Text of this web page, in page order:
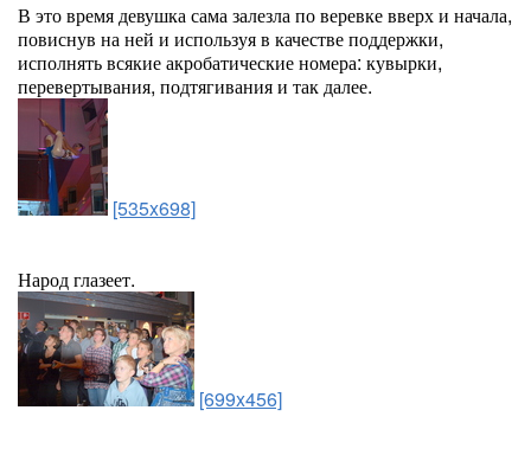
В это время девушка сама залезла по веревке вверх и начала,
повиснув на ней и используя в качестве поддержки,
исполнять всякие акробатические номера: кувырки,
перевертывания, подтягивания и так далее.
[535x698]
Народ глазеет.
[699x456]